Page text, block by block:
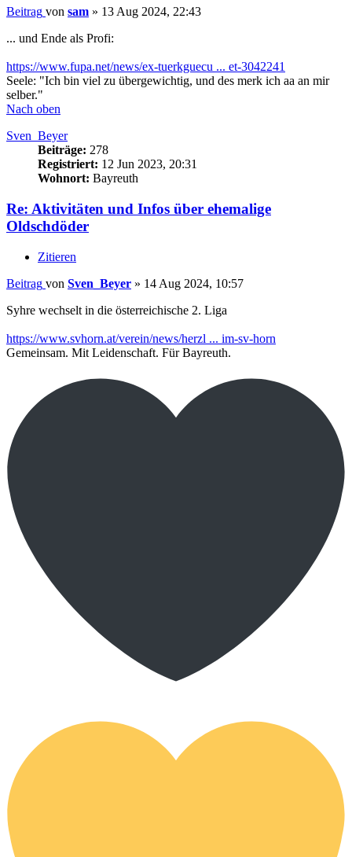
Beitrag von sam » 13 Aug 2024, 22:43
... und Ende als Profi:
https://www.fupa.net/news/ex-tuerkguecu ... et-3042241
Seele: "Ich bin viel zu übergewichtig, und des merk ich aa an mir
selber."
Nach oben
Sven_Beyer
Beiträge: 278
Registriert: 12 Jun 2023, 20:31
Wohnort: Bayreuth
Re: Aktivitäten und Infos über ehemalige
Oldschdöder
Zitieren
Beitrag von Sven_Beyer » 14 Aug 2024, 10:57
Syhre wechselt in die österreichische 2. Liga
https://www.svhorn.at/verein/news/herzl ... im-sv-horn
Gemeinsam. Mit Leidenschaft. Für Bayreuth.